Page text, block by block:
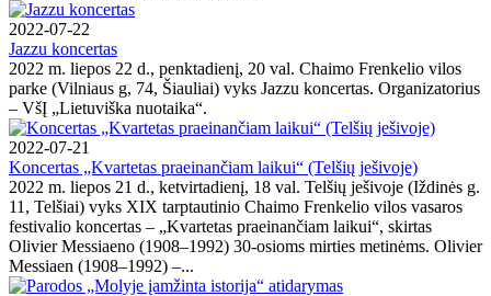
2022-07-22
Jazzu koncertas
2022 m. liepos 22 d., penktadienį, 20 val. Chaimo Frenkelio vilos
parke (Vilniaus g, 74, Šiauliai) vyks Jazzu koncertas. Organizatorius
– VšĮ „Lietuviška nuotaika“.
2022-07-21
Koncertas „Kvartetas praeinančiam laikui“ (Telšių ješivoje)
2022 m. liepos 21 d., ketvirtadienį, 18 val. Telšių ješivoje (Iždinės g.
11, Telšiai) vyks XIX tarptautinio Chaimo Frenkelio vilos vasaros
festivalio koncertas – „Kvartetas praeinančiam laikui“, skirtas
Olivier Messiaeno (1908–1992) 30-osioms mirties metinėms. Olivier
Messiaen (1908–1992) –...